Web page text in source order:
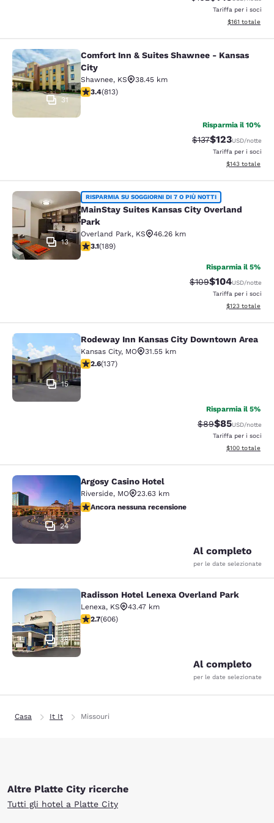
Tariffa per i soci
Visualizza i
$161 totale
Comfort Inn & Suites Shawnee -
31
Comfort Inn & Suites Shawnee - Kansas
City
Shawnee, KS
38.45 km
Valutazione di 3.37 stelle. Buono. 813 recensioni
3.4(813)
Risparmia il 10%
Tariffa di
$137Tariffa
$123USD/notte
Tariffa per i soci
Visualizza i
$143 totale
MainStay Suites Kansas City
13
RISPARMIA SU SOGGIORNI DI 7 O PIÙ NOTTI
MainStay Suites Kansas City Overland
Park
Overland Park, KS
46.26 km
Valutazione di 3.11 stelle. Buono. 189 recensioni
3.1(189)
Risparmia il 5%
Tariffa di barratura:
$109Tariffa
$104USD/notte
Tariffa per i soci
Visualizza i
$123 totale
Rodeway Inn Kansas City
15
Rodeway Inn Kansas City Downtown Area
Kansas City, MO
31.55 km
Valutazione di 2.57 stelle. Discreto. 137 recensioni
2.6(137)
Risparmia il 5%
Tariffa di
$89Tariffa
$85USD/notte
Tariffa per i soci
Visualizza i
$100 totale
Argosy Casino Hotel
24
Argosy Casino Hotel
Riverside, MO
23.63 km
Ancora nessuna recensione
Ancora nessuna recensione
Al completo
per le date selezionate
Radisson Hotel Lenexa Overland
38
Radisson Hotel Lenexa Overland Park
Lenexa, KS
43.47 km
Valutazione di 2.72 stelle. Discreto. 606 recensioni
2.7(606)
Al completo
per le date selezionate
Casa It It Missouri
Altre Platte City ricerche
Tutti gli hotel a Platte City